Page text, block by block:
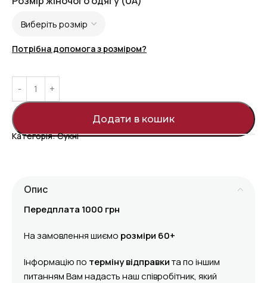
Потрібна допомога з розміром?
Додати в кошик
Категорія:Сукні
Опис
Передплата 1000 грн
На замовлення шиємо розміри 60+
Інформацію по терміну відправкита по іншим
питанням Вам надасть наш співробітник, який